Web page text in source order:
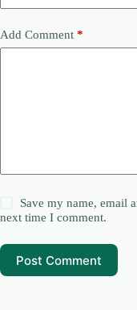
Add Comment *
Save my name, email
next time I comment.
Post Comment